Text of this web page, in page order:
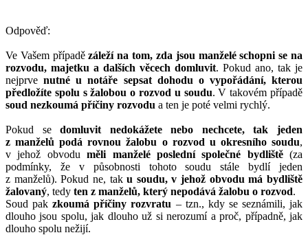
Odpověď:
Ve Vašem případězáleží na tom, zda jsou manželé schopni se na
rozvodu, majetku a dalších věcech domluvit. Pokud ano, tak je
nejprvenutné u notáře sepsat dohodu o vypořádání, kterou
předložíte spolu s žalobou o rozvod u soudu. V takovém případě
soud nezkoumá příčiny rozvodu a ten je poté velmi rychlý.
Pokud sedomluvit nedokážete nebo nechcete, tak jeden
z manželů podá rovnou žalobu o rozvod u okresního soudu,
v jehož obvoduměli manželé poslední společné bydliště(za
podmínky, že v působnosti tohoto soudu stále bydlí jeden
z manželů). Pokud ne, taku soudu, v jehož obvodu má bydliště
žalovaný, tedy ten z manželů, který nepodává žalobu o rozvod.
Soud pakzkoumá příčiny rozvratu – tzn., kdy se seznámili, jak
dlouho jsou spolu, jak dlouho už si nerozumí a proč, případně, jak
dlouho spolu nežijí.